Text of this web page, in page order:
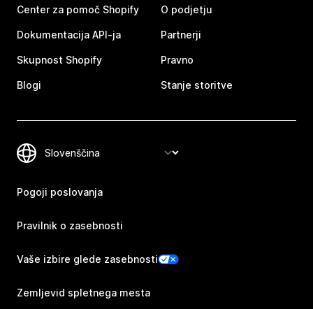
Center za pomoč Shopify
Dokumentacija API-ja
Skupnost Shopify
Blogi
O podjetju
Partnerji
Pravno
Stanje storitve
Pogoji poslovanja
Pravilnik o zasebnosti
Vaše izbire glede zasebnosti
Zemljevid spletnega mesta